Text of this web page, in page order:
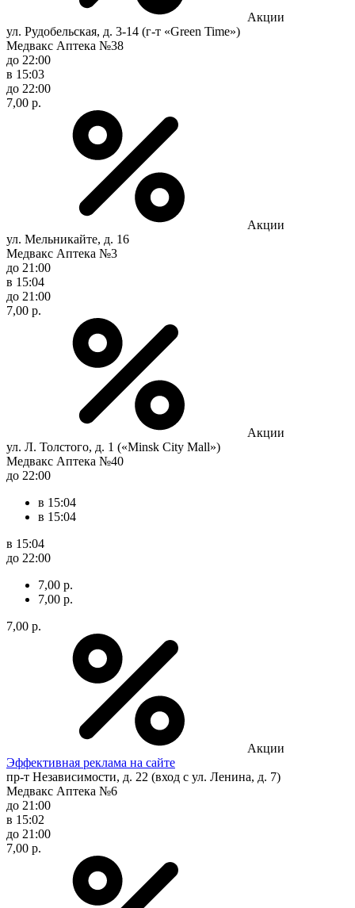
Акции
ул. Рудобельская, д. 3-14 (г-т «Green Time»)
Медвакс Аптека №38
до 22:00
в 15:03
до 22:00
7,00 р.
Акции
ул. Мельникайте, д. 16
Медвакс Аптека №3
до 21:00
в 15:04
до 21:00
7,00 р.
Акции
ул. Л. Толстого, д. 1 («Minsk City Mall»)
Медвакс Аптека №40
до 22:00
в 15:04
в 15:04
в 15:04
до 22:00
7,00 р.
7,00 р.
7,00 р.
Акции
Эффективная реклама на сайте
пр-т Независимости, д. 22 (вход с ул. Ленина, д. 7)
Медвакс Аптека №6
до 21:00
в 15:02
до 21:00
7,00 р.